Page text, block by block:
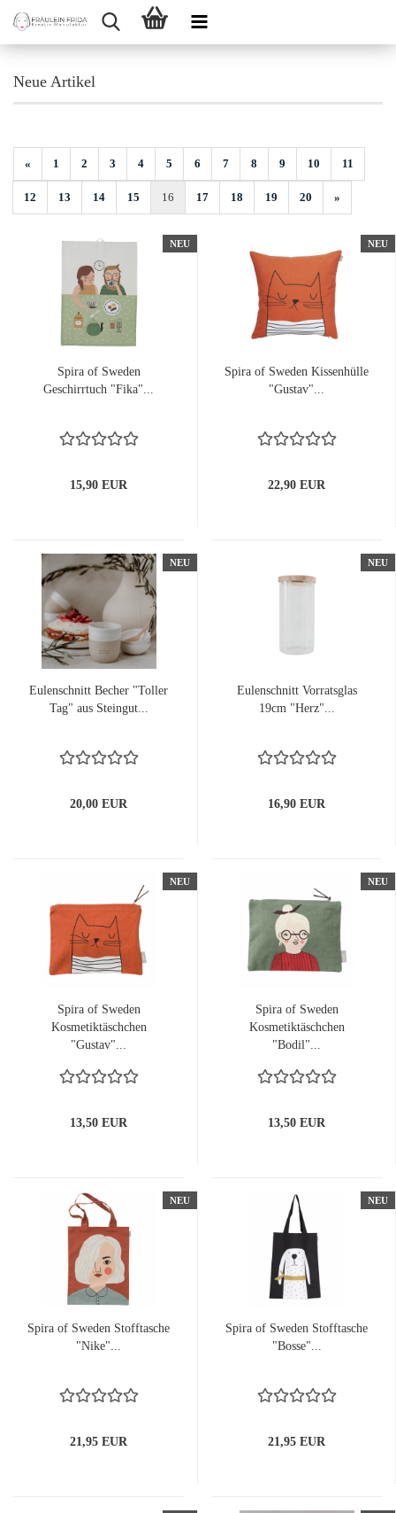
Neue Artikel
« 1 2 3 4 5 6 7 8 9 10 11
12 13 14 15 16 17 18 19 20 »
NEU
Spira of Sweden
Geschirrtuch "Fika"...
15,90 EUR
NEU
Spira of Sweden Kissenhülle
"Gustav"...
22,90 EUR
NEU
Eulenschnitt Becher "Toller
Tag" aus Steingut...
20,00 EUR
NEU
Eulenschnitt Vorratsglas
19cm "Herz"...
16,90 EUR
NEU
Spira of Sweden
Kosmetiktäschchen
"Gustav"...
13,50 EUR
NEU
Spira of Sweden
Kosmetiktäschchen
"Bodil"...
13,50 EUR
NEU
Spira of Sweden Stofftasche
"Nike"...
21,95 EUR
NEU
Spira of Sweden Stofftasche
"Bosse"...
21,95 EUR